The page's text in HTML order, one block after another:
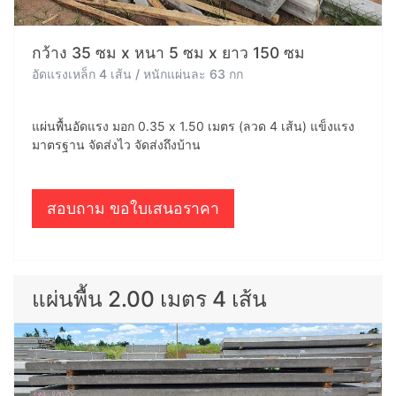
กว้าง 35 ซม x หนา 5 ซม x ยาว 150 ซม
อัดแรงเหล็ก 4 เส้น / หนักแผ่นละ 63 กก
แผ่นพื้นอัดแรง มอก 0.35 x 1.50 เมตร (ลวด 4 เส้น) แข็งแรง
มาตรฐาน จัดส่งไว จัดส่งถึงบ้าน
สอบถาม ขอใบเสนอราคา
แผ่นพื้น 2.00 เมตร 4 เส้น